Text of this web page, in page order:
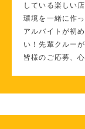
している楽しい
環境を一緒に作
アルバイトが初
い！先輩クルー
皆様のご応募、